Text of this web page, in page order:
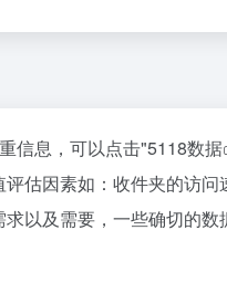
信息，可以点击"5118数据
估因素如：收件夹的访
以及需要，一些确切的